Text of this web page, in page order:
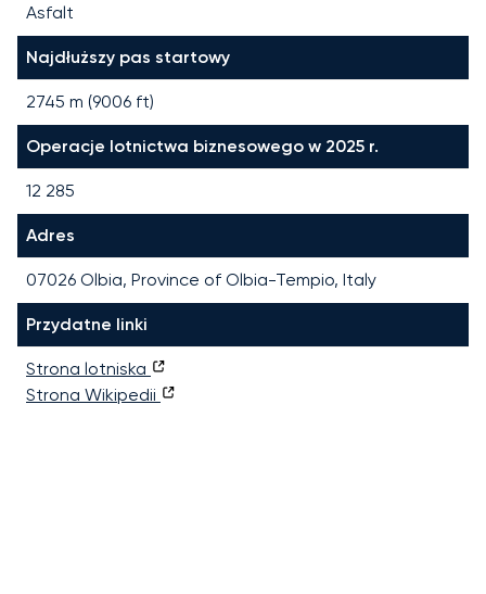
Asfalt
Najdłuższy pas startowy
2745 m (9006 ft)
Operacje lotnictwa biznesowego w 2025 r.
12 285
Adres
07026 Olbia, Province of Olbia-Tempio, Italy
Przydatne linki
Strona lotniska
Strona Wikipedii